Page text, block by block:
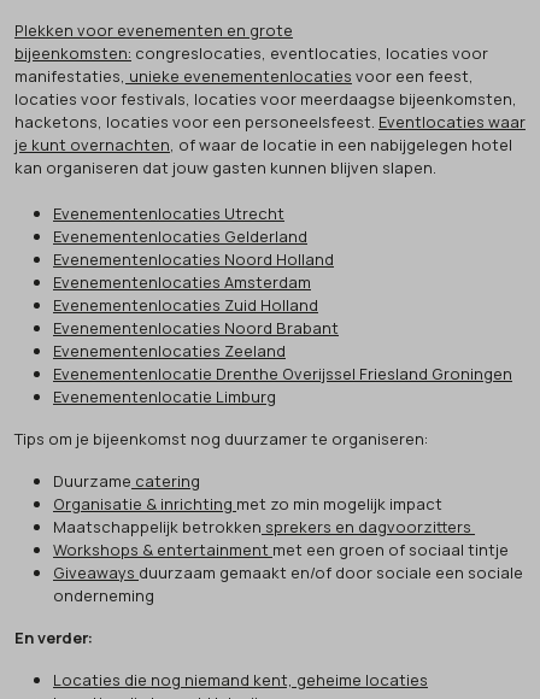
Plekken voor evenementen en grote
bijeenkomsten: congreslocaties, eventlocaties, locaties voor
manifestaties, unieke evenementenlocaties voor een feest,
locaties voor festivals, locaties voor meerdaagse bijeenkomsten,
hacketons, locaties voor een personeelsfeest. Eventlocaties waar
je kunt overnachten, of waar de locatie in een nabijgelegen hotel
kan organiseren dat jouw gasten kunnen blijven slapen.
Evenementenlocaties Utrecht
Evenementenlocaties Gelderland
Evenementenlocaties Noord Holland
Evenementenlocaties Amsterdam
Evenementenlocaties Zuid Holland
Evenementenlocaties Noord Brabant
Evenementenlocaties Zeeland
Evenementenlocatie Drenthe Overijssel Friesland Groningen
Evenementenlocatie Limburg
Tips om je bijeenkomst nog duurzamer te organiseren:
Duurzame catering
Organisatie & inrichting met zo min mogelijk impact
Maatschappelijk betrokken sprekers en dagvoorzitters
Workshops & entertainment met een groen of sociaal tintje
Giveaways duurzaam gemaakt en/of door sociale een sociale
onderneming
En verder:
Locaties die nog niemand kent, geheime locaties